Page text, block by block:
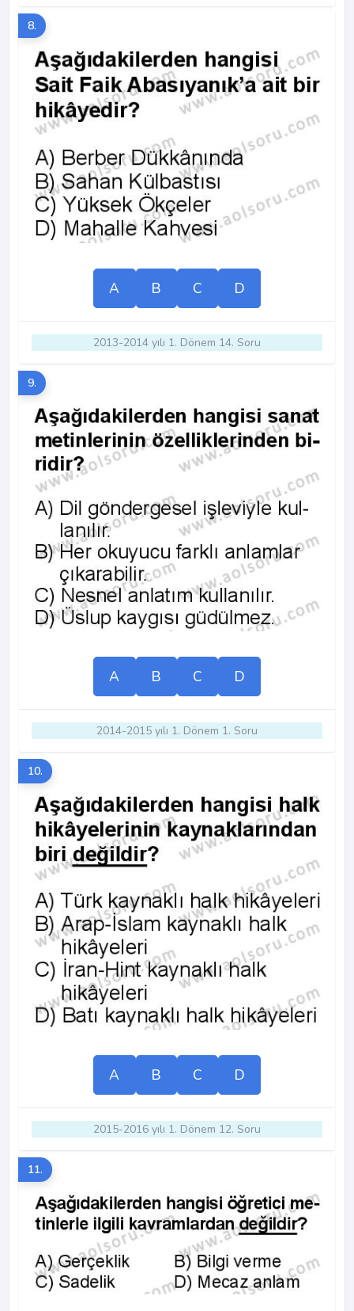
8.
A B C D
2013-2014 yılı 1. Dönem 14. Soru
9.
A B C D
2014-2015 yılı 1. Dönem 1. Soru
10.
A B C D
2015-2016 yılı 1. Dönem 12. Soru
11.